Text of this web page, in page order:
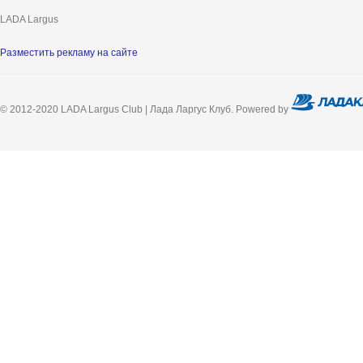
LADA Largus
Разместить рекламу на сайте
© 2012-2020 LADA Largus Club | Лада Ларгус Клуб. Powered by